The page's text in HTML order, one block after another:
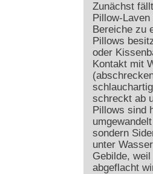
Zunächst
Pillow-
Bereiche zu
Pillows
oder
Kontakt mit
schreckt ab
Pillows sind
sondern
unter
Gebilde,
abgeflacht